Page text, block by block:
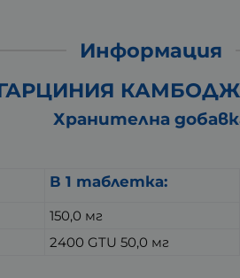
Информация
Хранителна
В 1 таблетка:
150,0 мг
2400 GTU 50,0 мг